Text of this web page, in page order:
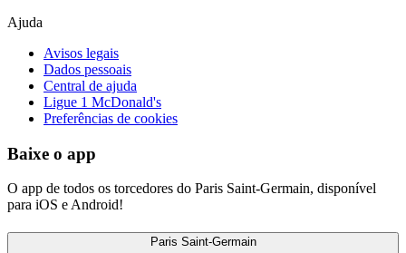
Ajuda
Avisos legais
Dados pessoais
Central de ajuda
Ligue 1 McDonald's
Preferências de cookies
Baixe o app
O app de todos os torcedores do Paris Saint-Germain, disponível
para iOS e Android!
Paris Saint-Germain